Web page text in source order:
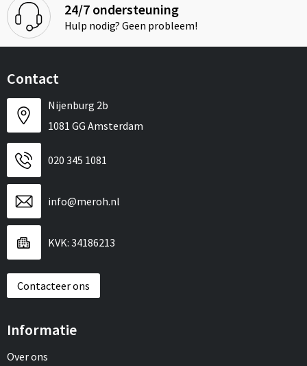
24/7 ondersteuning
Hulp nodig? Geen probleem!
Contact
Nijenburg 2b
1081 GG Amsterdam
020 345 1081
info@meroh.nl
KVK: 34186213
Contacteer ons
Informatie
Over ons